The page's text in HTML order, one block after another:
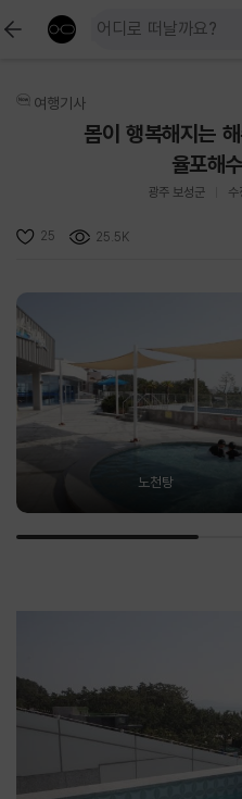
여행기사
몸이 행복해지는
율포해
광주 보성군
25 25.5K
노천탕